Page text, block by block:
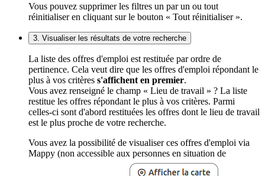
Vous pouvez supprimer les filtres un par un ou tout
réinitialiser en cliquant sur le bouton « Tout réinitialiser ».
3. Visualiser les résultats de votre recherche
La liste des offres d'emploi est restituée par ordre de
pertinence. Cela veut dire que les offres d'emploi répondant le
plus à vos critères s'affichent en premier.
Vous avez renseigné le champ « Lieu de travail » ? La liste
restitue les offres répondant le plus à vos critères. Parmi
celles-ci sont d'abord restituées les offres dont le lieu de travail
est le plus proche de votre recherche.
Vous avez la possibilité de visualiser ces offres d'emploi via
Mappy (non accessible aux personnes en situation de